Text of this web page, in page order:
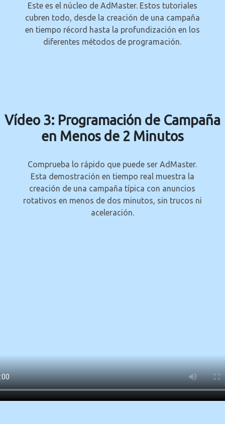
Este es el núcleo de AdMaster. Estos tutoriales
cubren todo, desde la creación de una campaña
en tiempo récord hasta la profundización en los
diferentes métodos de programación.
Vídeo 3: Programación de Campaña
en Menos de 2 Minutos
Comprueba lo rápido que puede ser AdMaster.
Esta demostración en tiempo real muestra la
creación de una campaña típica con anuncios
rotativos en menos de dos minutos, sin trucos ni
aceleración.